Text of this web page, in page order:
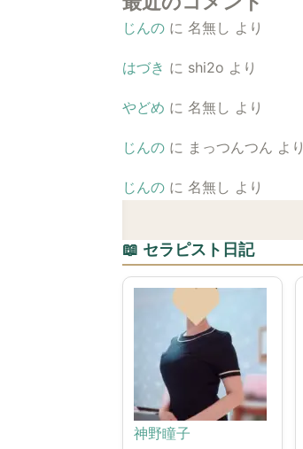
じんの に 名無し より
はづき に shi2o より
やどめ に 名無し より
じんの に まっつんつん より
じんの に 名無し より
📖 セラピスト日記
神野瞳子